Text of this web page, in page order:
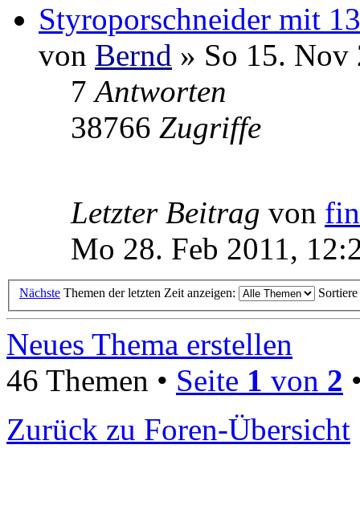
Styroporschneider mit
von Bernd » So 15. Nov
7Antworten
38766 Zugriffe
Letzter Beitrag von
Mo 28. Feb 2011,
Nächste Themen der letzten Zeit anzeigen:
Neues Thema erstellen
46 Themen • Seite 1 von 2
Zurück zu Foren-Übersicht